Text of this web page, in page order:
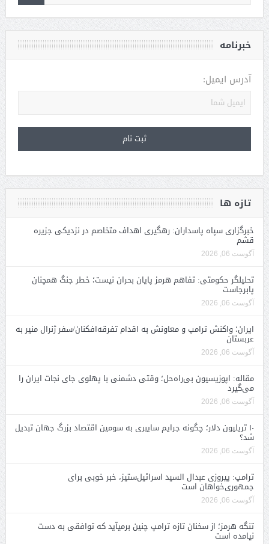
خبرنامه
آدرس ایمیل:
تازه ها
خبرگزاری سپاه پاسداران: رهگیری اهداف متخاصم در نزدیکی جزیره
قشم
آگوست 06, 2026
تحلیلگر حکومتی: تفاهم هرمز پایان بحران نیست؛ خطر جنگ همچنان
پابرجاست
آگوست 06, 2026
ایران؛ واکنش ترامپ و معاونش به اقدام تفرقه‌افکنان/سفر ژنرال منیر به
عربستان
آگوست 06, 2026
مقاله: اپوزیسیون بی‌راه‌حل؛ وقتی دشمنی با پهلوی جای نجات ایران را
می‌گیرد
آگوست 06, 2026
۱۰ تریلیون دلار؛ چگونه جرایم سایبری به سومین اقتصاد بزرگ جهان تبدیل
شد؟
آگوست 06, 2026
ترامپ: پیروزی عبدال السید اسرائیل‌ستیز، خبر خوبی برای
جمهوری‌خواهان است
آگوست 06, 2026
تنگه هرمز؛ از سخنان تازه ترامپ چنین برمیآید که توافقی به دست
نیامده است